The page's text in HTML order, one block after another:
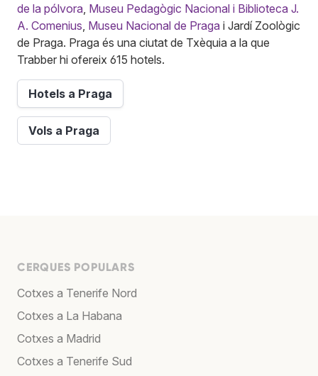
de la pólvora, Museu Pedagògic Nacional i Biblioteca J.
A. Comenius, Museu Nacional de Praga i Jardí Zoològic
de Praga. Praga és una ciutat de Txèquia a la que
Trabber hi ofereix 615 hotels.
Hotels a Praga
Vols a Praga
CERQUES POPULARS
Cotxes a Tenerife Nord
Cotxes a La Habana
Cotxes a Madrid
Cotxes a Tenerife Sud